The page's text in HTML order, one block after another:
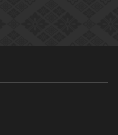
プ
トのご意見はこちら